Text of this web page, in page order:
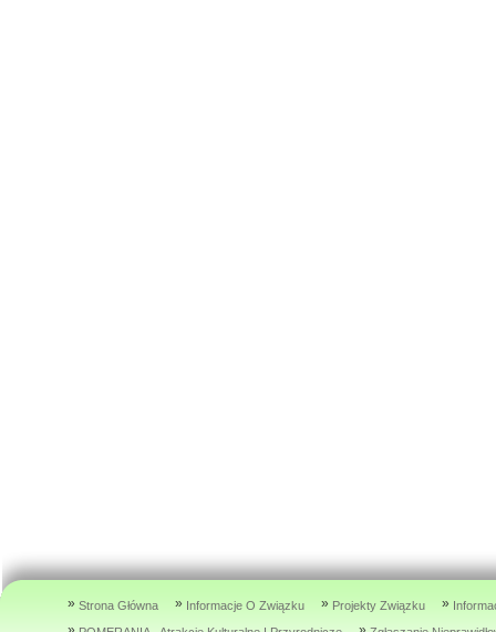
» Strona Główna » Informacje O Związku » Projekty Związku »